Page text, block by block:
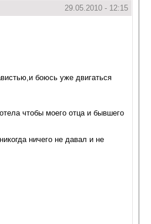
29.05.2010 - 12:15
боюсь уже двигаться
чтобы моего отца и бывшего
ничего не давал и не